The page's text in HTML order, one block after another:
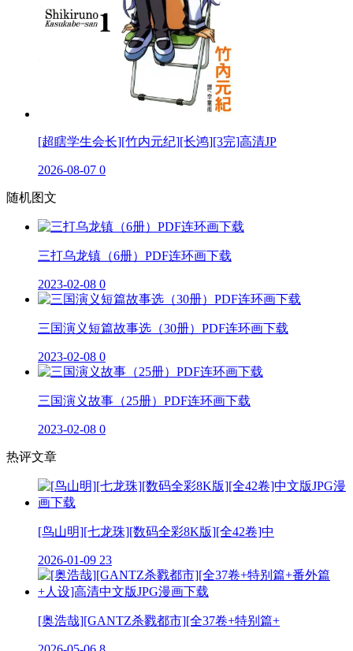
[超瞎学生会长][竹内元纪][长鸿][3完]高清JP
2026-08-07 0
随机图文
三打乌龙镇（6册）PDF连环画下载
2023-02-08 0
三国演义短篇故事选（30册）PDF连环画下载
2023-02-08 0
三国演义故事（25册）PDF连环画下载
2023-02-08 0
热评文章
[鸟山明][七龙珠][数码全彩8K版][全42卷]中
2026-01-09 23
[奥浩哉][GANTZ杀戮都市][全37卷+特别篇+